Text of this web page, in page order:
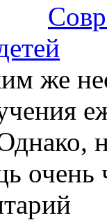
же
очень